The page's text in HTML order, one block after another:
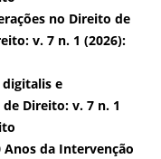
no Direito de
v. 7 n. 1 (2026):
e
de Direito: v. 7 n. 1
Anos da Intervenção